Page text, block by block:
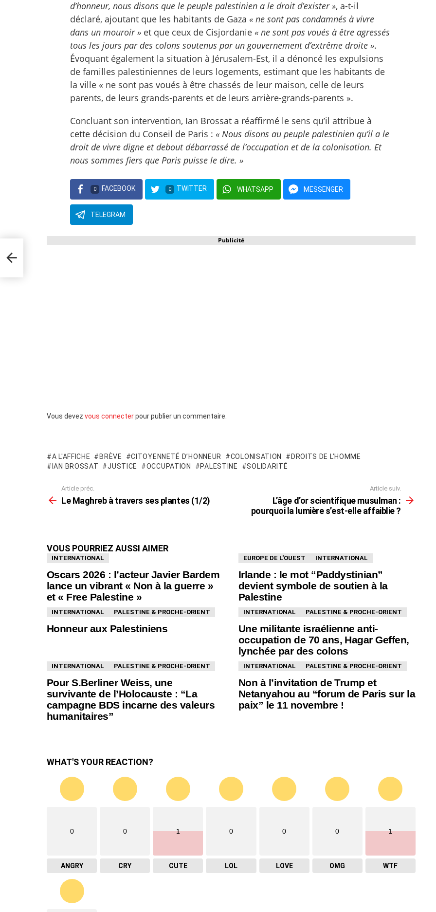
d’honneur, nous disons que le peuple palestinien a le droit d’exister », a-t-il
déclaré, ajoutant que les habitants de Gaza « ne sont pas condamnés à vivre
dans un mouroir » et que ceux de Cisjordanie « ne sont pas voués à être agressés
tous les jours par des colons soutenus par un gouvernement d’extrême droite ».
Évoquant également la situation à Jérusalem-Est, il a dénoncé les expulsions
de familles palestiniennes de leurs logements, estimant que les habitants de
la ville « ne sont pas voués à être chassés de leur maison, celle de leurs
parents, de leurs grands-parents et de leurs arrière-grands-parents ».
Concluant son intervention, Ian Brossat a réaffirmé le sens qu’il attribue à
cette décision du Conseil de Paris : « Nous disons au peuple palestinien qu’il a le
droit de vivre digne et debout débarrassé de l’occupation et de la colonisation. Et
nous sommes fiers que Paris puisse le dire. »
0 FACEBOOK 0 TWITTER WHATSAPP MESSENGER
TELEGRAM
Publicité
Laisser
Vous devez vous connecterpour publier un commentaire.
A L'AFFICHE BRÈVE CITOYENNETÉ D’HONNEUR COLONISATION
DROITS DE L’HOMME
IAN BROSSAT
JUSTICE OCCUPATION PALESTINE SOLIDARITÉ
voir
Article préc.
Le Maghreb à travers ses plantes (1/2)
Article suiv.
L’âge d’or scientifique musulman :
pourquoi la lumière s’est-elle affaiblie ?
VOUS POURRIEZ AUSSI AIMER
INTERNATIONAL
Oscars 2026 : l’acteur Javier Bardem
lance un vibrant « Non à la guerre »
et « Free Palestine »
EUROPE DE L'OUEST INTERNATIONAL
Irlande : le mot “Paddystinian”
devient symbole de soutien à la
Palestine
INTERNATIONAL PALESTINE & PROCHE-ORIENT
Honneur aux Palestiniens
INTERNATIONAL PALESTINE & PROCHE-ORIENT
Une militante israélienne anti-
occupation de 70 ans, Hagar Geffen,
lynchée par des colons
INTERNATIONAL PALESTINE & PROCHE-ORIENT
Pour S.Berliner Weiss, une
survivante de l’Holocauste : “La
campagne BDS incarne des valeurs
humanitaires”
INTERNATIONAL PALESTINE & PROCHE-ORIENT
Non à l’invitation de Trump et
Netanyahou au “forum de Paris sur la
paix” le 11 novembre !
WHAT'S YOUR REACTION?
0
ANGRY
0
CRY
1
CUTE
0
LOL
0
LOVE
0
OMG
1
WTF